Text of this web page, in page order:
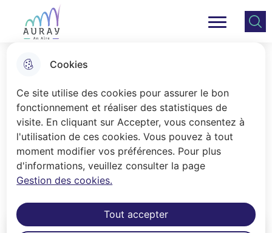
Cookies
Ce site utilise des cookies pour assurer le bon
fonctionnement et réaliser des statistiques de
visite. En cliquant sur Accepter, vous consentez à
l'utilisation de ces cookies. Vous pouvez à tout
moment modifier vos préférences. Pour plus
d'informations, veuillez consulter la page
Gestion des cookies.
Tout accepter
Aller
au
menu
Consulter
le plan
Ville Auray Menu principal
Accueil
Il s'agit des demandes d'autorisations
d'occupation de l'espace public autres
que pour travaux.